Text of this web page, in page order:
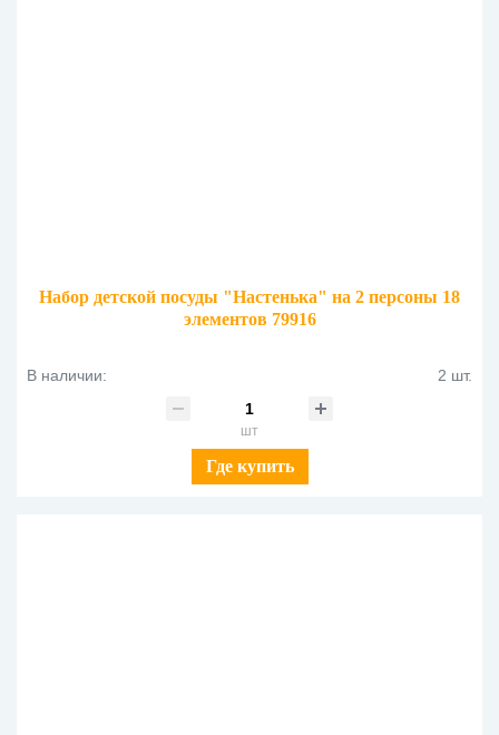
Набор детской посуды "Настенька" на 2 персоны 18
элементов 79916
В наличии: 2 шт.
шт
Где купить